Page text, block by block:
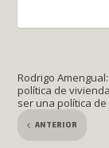
Rodrigo Amengual:
política de
ser una política de
ANTERIOR